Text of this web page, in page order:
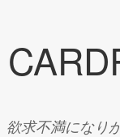
欲求不満になり